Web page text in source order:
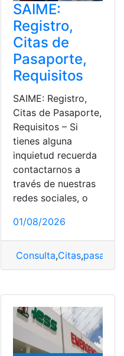
SAIME:
Registro,
Citas de
Pasaporte,
Requisitos
SAIME: Registro,
Citas de Pasaporte,
Requisitos – Si
tienes alguna
inquietud recuerda
contactarnos a
través de nuestras
redes sociales, o
01/08/2026
Consulta,Citas,